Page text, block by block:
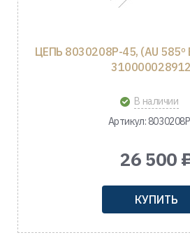
ЦЕПЬ 8030208Р-45, (AU
В наличии
Артикул:
26 500
КУПИТЬ